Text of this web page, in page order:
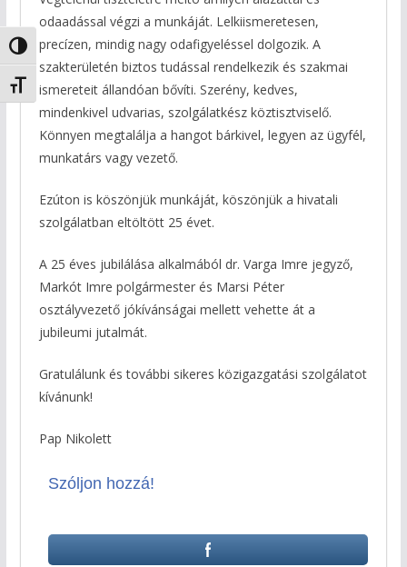
Nagy kontraszt váltása
Betűméret váltása
odaadással végzi a munkáját. Lelkiismeretesen,
precízen, mindig nagy odafigyeléssel dolgozik. A
szakterületén biztos tudással rendelkezik és szakmai
ismereteit állandóan bővíti. Szerény, kedves,
mindenkivel udvarias, szolgálatkész köztisztviselő.
Könnyen megtalálja a hangot bárkivel, legyen az ügyfél,
munkatárs vagy vezető.
Ezúton is köszönjük munkáját, köszönjük a hivatali
szolgálatban eltöltött 25 évet.
A 25 éves jubilálása alkalmából dr. Varga Imre jegyző,
Markót Imre polgármester és Marsi Péter
osztályvezető jókívánságai mellett vehette át a
jubileumi jutalmát.
Gratulálunk és további sikeres közigazgatási szolgálatot
kívánunk!
Pap Nikolett
Szóljon hozzá!